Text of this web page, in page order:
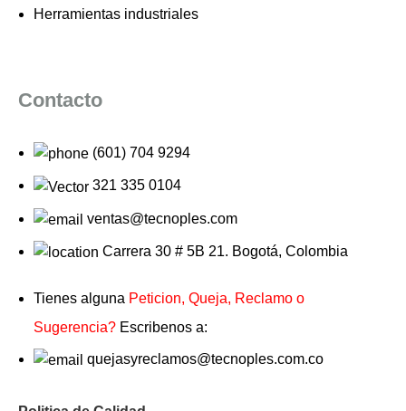
Herramientas industriales
Contacto
(601) 704 9294
321 335 0104
ventas@tecnoples.com
Carrera 30 # 5B 21. Bogotá, Colombia
Tienes alguna Peticion, Queja, Reclamo o
Sugerencia? Escribenos a:
quejasyreclamos@tecnoples.com.co